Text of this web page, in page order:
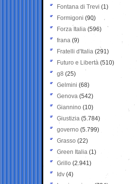
Fontana di Trevi (1)
Formigoni (90)
Forza Italia (596)
frana (9)
Fratelli d'Italia (291)
Futuro e Libertà (510)
g8 (25)
Gelmini (68)
Genova (542)
Giannino (10)
Giustizia (5.784)
governo (5.799)
Grasso (22)
Green Italia (1)
Grillo (2.941)
Idv (4)